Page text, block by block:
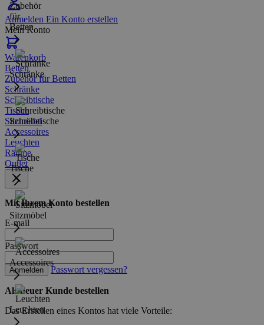
Anmelden Ein Konto erstellen
Mein Konto
Warenkorb
Zubehör
für
Betten
Schränke
Schreibtische
Tische
Sitzmöbel
Accessoires
Leuchten
Betten
Zubehör für Betten
Schränke
Schreibtische
Tische
Sitzmöbel
Accessoires
Leuchten
Räume
Outlet
Mit Ihrem Konto bestellen
E-mail
Passwort
Anmelden Passwort vergessen?
Als neuer Kunde bestellen
Das Erstellen eines Kontos hat viele Vorteile: